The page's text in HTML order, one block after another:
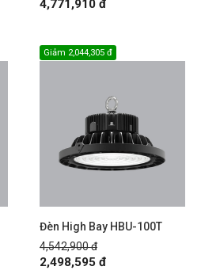
4,771,910 đ
Đèn High Bay HBU-100T
4,542,900 đ
Giảm 2,044,305 đ
2,498,595 đ